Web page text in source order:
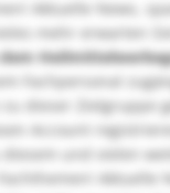
Aktuelle News,
mehr erwarten
Fachpersonal
dieser Zielgruppe
Account
und vielen
Aktuelle